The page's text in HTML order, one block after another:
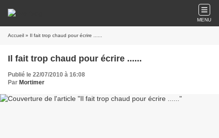
MENU
Accueil » Il fait trop chaud pour écrire ......
Il fait trop chaud pour écrire ......
Publié le 22/07/2010 à 16:08
Par Mortimer